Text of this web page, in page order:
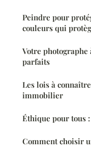
Peindre pour
couleurs qui
Votre photographe
parfaits
Les lois à
immobilier
Éthique pour tous
Comment choisir